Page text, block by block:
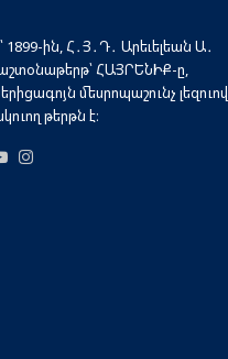
1899-ին, Հ․Յ․Դ․ Արեւելեան Ա․
ՀԱՅՐԵՆԻՔ-ը,
մեսրոպաշունչ լեզուով
թերթն է։
YouTube